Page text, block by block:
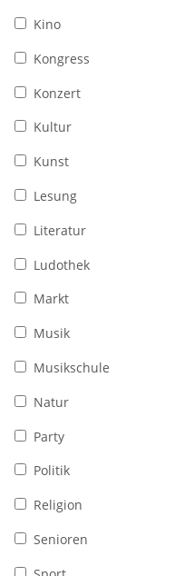
Kino
Kongress
Konzert
Kultur
Kunst
Lesung
Literatur
Ludothek
Markt
Musik
Musikschule
Natur
Party
Politik
Religion
Senioren